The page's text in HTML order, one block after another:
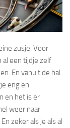
zusje. Voor
al een tijdje zelf
En vanuit de hal
eng en
en het is er
weer naar
zeker als je als al